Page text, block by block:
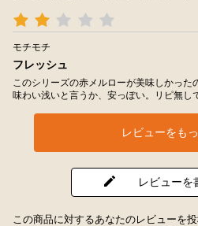
モチモチ
フレッシュ
このシリーズの赤メルローが美味しかった
味わい浅いと言うか、安っぽい。リピ無し
レビューをも
レビューを
この商品に対するあなたのレビューを